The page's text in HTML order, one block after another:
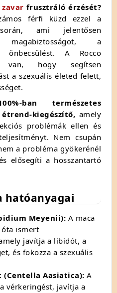
frusztráló érzését?
férfi küzd ezzel a
ami jelentősen
a
A Rocco
hogy segítsen
a szexuális életed felett,
ban természetes
kiegészítő, amely
problémák ellen és
Nem csupán
a probléma gyökerénél
elősegíti a hosszantartó
hatóanyagai
Meyenii): A maca
óta ismert
javítja a libidót, a
és fokozza a szexuális
(Centella Aasiatica): A
vérkeringést, javítja a